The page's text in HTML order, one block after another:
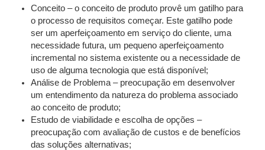
Conceito – o conceito de produto provê um gatilho para
o processo de requisitos começar. Este gatilho pode
ser um aperfeiçoamento em serviço do cliente, uma
necessidade futura, um pequeno aperfeiçoamento
incremental no sistema existente ou a necessidade de
uso de alguma tecnologia que está disponível;
Análise de Problema – preocupação em desenvolver
um entendimento da natureza do problema associado
ao conceito de produto;
Estudo de viabilidade e escolha de opções –
preocupação com avaliação de custos e de benefícios
das soluções alternativas;